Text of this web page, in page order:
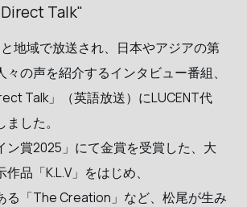
Talk"
地域で放送され、日本やアジアの第
の声を紹介するインタビュー番組、
Talk」（英語放送）にLUCENT代
した。
ン賞2025」にて金賞を受賞した、大
品「K.L.V」をはじめ、
る「The Creation」など、松尾が生み